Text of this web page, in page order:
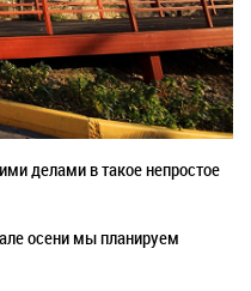
делами в такое непростое
осени мы планируем